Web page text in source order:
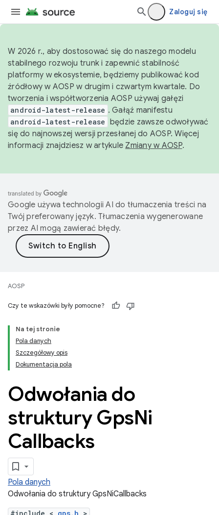
Zaloguj się
W 2026 r., aby dostosować się do naszego modelu
stabilnego rozwoju trunk i zapewnić stabilność
platformy w ekosystemie, będziemy publikować kod
źródłowy w AOSP w drugim i czwartym kwartale. Do
tworzenia i współtworzenia AOSP używaj gałęzi
android-latest-release . Gałąź manifestu
android-latest-release będzie zawsze odwoływać
się do najnowszej wersji przesłanej do AOSP. Więcej
informacji znajdziesz w artykule Zmiany w AOSP.
Google używa technologii AI do tłumaczenia treści na
Twój preferowany język. Tłumaczenia wygenerowane
przez AI mogą zawierać błędy.
AOSP
Czy te wskazówki były pomocne?
Na tej stronie
Pola danych
Szczegółowy opis
Dokumentacja pola
Odwołania do
struktury GpsNi
Callbacks
Pola danych
Odwołania do struktury GpsNiCallbacks